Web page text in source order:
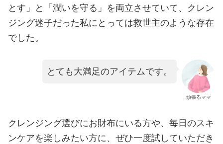
とす」と「潤いを守る」を両立させていて、クレン
ジング迷子だった私にとっては救世主のような存在
でした。
頑張るママ
とても大満足のアイテムです。
クレンジング選びにお財布にいる方や、毎日のスキ
ンケアを楽しみたい方に、ぜひ一度試していただき